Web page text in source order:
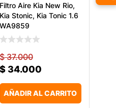
Filtro Aire Kia New Rio,
Kia Stonic, Kia Tonic 1.6
WA9859
$37.000
$34.000
AÑADIR AL CARRITO